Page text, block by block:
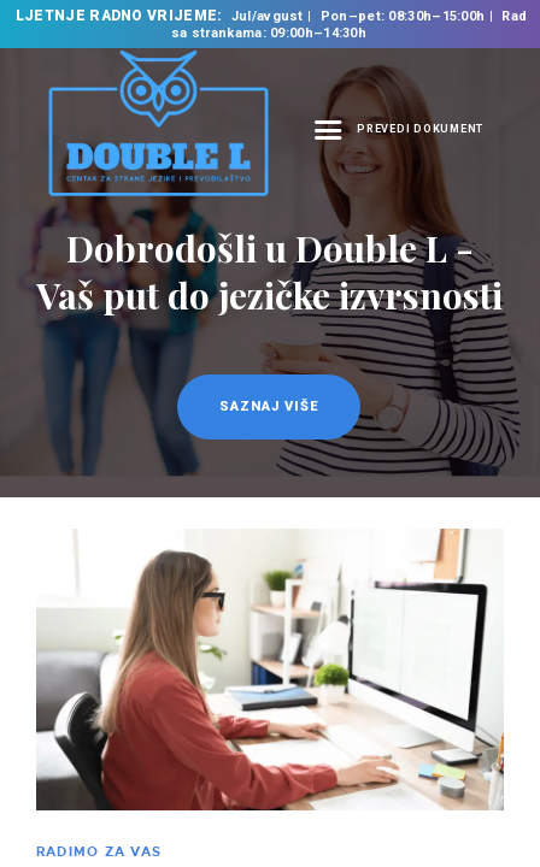
LJETNJE RADNO VRIJEME: Jul/avgust Pon–pet: 08:30h–15:00h
Rad
sa strankama: 09:00h–14:30h
PREVEDI DOKUMENT
NASLOVNA
O NAMA
NAŠE USLUGE
ŠKOLA STRANIH
JEZIKA
PREVODILAČKI BIRO
KURSEVI
NOVOSTI
KONTAKT
Dobrodošli u Double L -
Vaš put do jezičke izvrsnosti
SAZNAJ VIŠE
RADIMO ZA VAS